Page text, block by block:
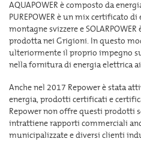
AQUAPOWER è composto da
PUREPOWER è un mix certificato
montagne svizzere e
prodotta nei Grigioni. In questo
ulteriormente il proprio impegno
nella fornitura di energia elettrica
Anche nel 2017 Repower è stata
energia, prodotti certificati e
Repower non offre questi prodotti
intrattiene rapporti commerciali
municipalizzate e diversi clienti